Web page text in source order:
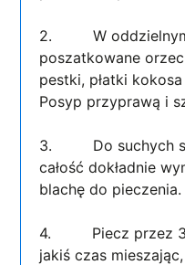
2. W oddzielnym
poszatkowane
pestki, płatki
Posyp przyprawą i
3. Do suchych
całość dokładnie
blachę do pieczenia.
4. Piecz przez 35
jakiś czas